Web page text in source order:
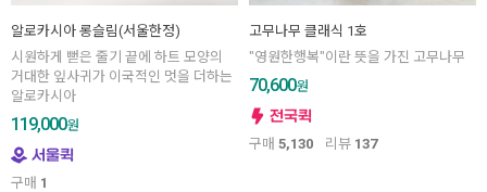
알로카시아 롱슬림(서울한정)
시원하게 뻗은 줄기 끝에 하트 모양의
거대한 잎사귀가 이국적인 멋을 더하는
알로카시아
119,000원
구매 1
고무나무 클래식 1호
"영원한행복"이란 뜻을 가진 고무나무
70,600원
구매 5,130 리뷰 137